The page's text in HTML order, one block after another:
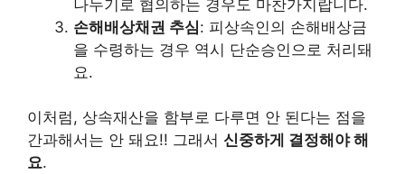
나누기로 협의하는 경우도 마찬가지랍니다.
손해배상채권 추심: 피상속인의 손해배상금
을 수령하는 경우 역시 단순승인으로 처리돼
요.
이처럼, 상속재산을 함부로 다루면 안 된다는 점을
간과해서는 안 돼요!! 그래서 신중하게 결정해야 해
요.